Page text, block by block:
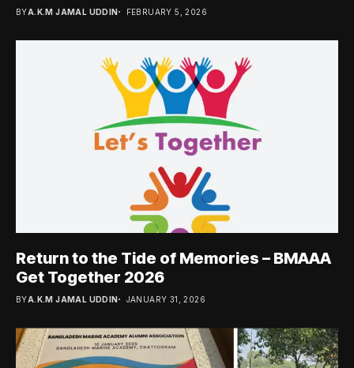
BYA.K.M JAMAL UDDIN FEBRUARY 5, 2026
Return to the Tide of Memories – BMAAA
Get Together 2026
BYA.K.M JAMAL UDDIN JANUARY 31, 2026